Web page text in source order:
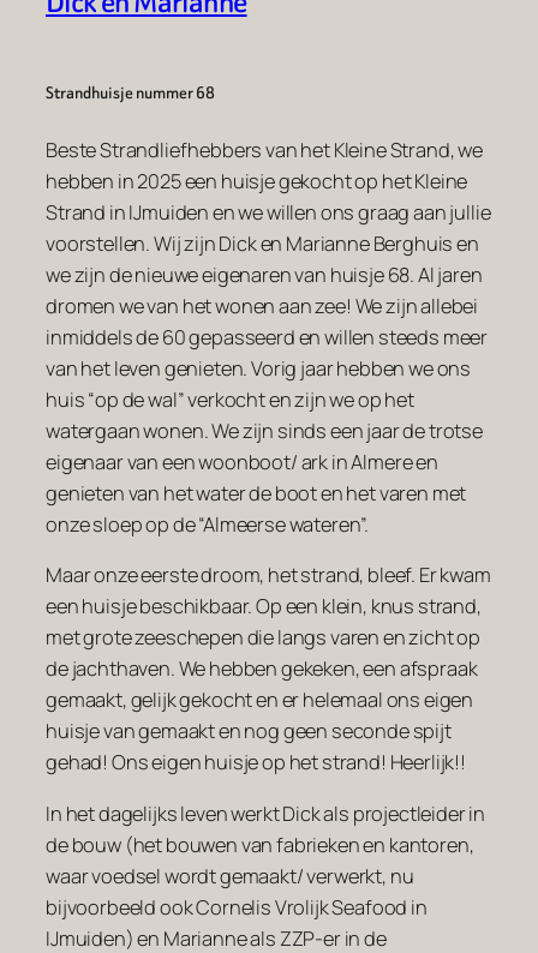
Strandhuisje nummer 68
Beste Strandliefhebbers van het Kleine Strand, we
hebben in 2025 een huisje gekocht op het Kleine
Strand in IJmuiden en we willen ons graag aan jullie
voorstellen. Wij zijn Dick en Marianne Berghuis en
we zijn de nieuwe eigenaren van huisje 68. Al jaren
dromen we van het wonen aan zee! We zijn allebei
inmiddels de 60 gepasseerd en willen steeds meer
van het leven genieten. Vorig jaar hebben we ons
huis “op de wal” verkocht en zijn we op het
watergaan wonen. We zijn sinds een jaar de trotse
eigenaar van een woonboot/ ark in Almere en
genieten van het water de boot en het varen met
onze sloep op de “Almeerse wateren”.
Maar onze eerste droom, het strand, bleef. Er kwam
een huisje beschikbaar. Op een klein, knus strand,
met grote zeeschepen die langs varen en zicht op
de jachthaven. We hebben gekeken, een afspraak
gemaakt, gelijk gekocht en er helemaal ons eigen
huisje van gemaakt en nog geen seconde spijt
gehad! Ons eigen huisje op het strand! Heerlijk!!
In het dagelijks leven werkt Dick als projectleider in
de bouw (het bouwen van fabrieken en kantoren,
waar voedsel wordt gemaakt/ verwerkt, nu
bijvoorbeeld ook Cornelis Vrolijk Seafood in
IJmuiden) en Marianne als ZZP-er in de